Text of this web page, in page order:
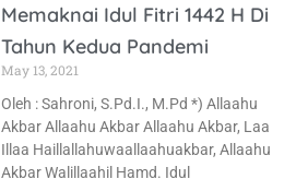
Memaknai Idul Fitri 1442 H Di
Tahun Kedua Pandemi
May 13, 2021
Oleh : Sahroni, S.Pd.I., M.Pd *) Allaahu
Akbar Allaahu Akbar Allaahu Akbar, Laa
Illaa Haillallahuwaallaahuakbar, Allaahu
Akbar Walillaahil Hamd. Idul